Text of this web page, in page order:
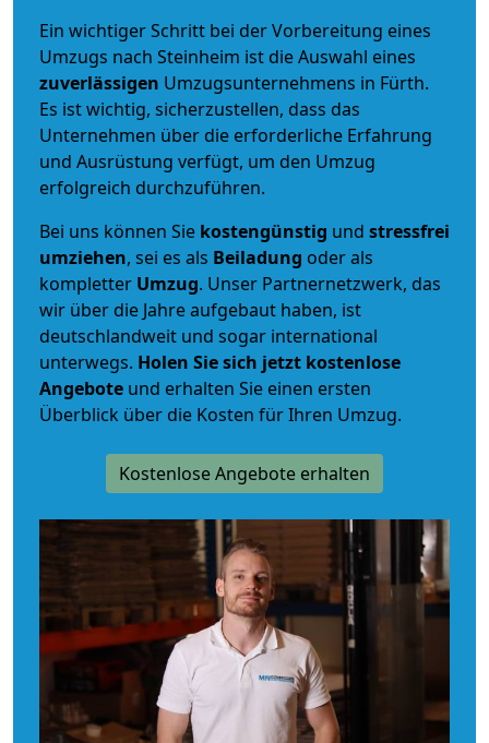
Ein wichtiger Schritt bei der Vorbereitung eines
Umzugs nach Steinheim ist die Auswahl eines
zuverlässigen Umzugsunternehmens in Fürth.
Es ist wichtig, sicherzustellen, dass das
Unternehmen über die erforderliche Erfahrung
und Ausrüstung verfügt, um den Umzug
erfolgreich durchzuführen.
Bei uns können Sie kostengünstig und stressfrei
umziehen, sei es als Beiladung oder als
kompletter Umzug. Unser Partnernetzwerk, das
wir über die Jahre aufgebaut haben, ist
deutschlandweit und sogar international
unterwegs. Holen Sie sich jetzt kostenlose
Angebote und erhalten Sie einen ersten
Überblick über die Kosten für Ihren Umzug.
Kostenlose Angebote erhalten